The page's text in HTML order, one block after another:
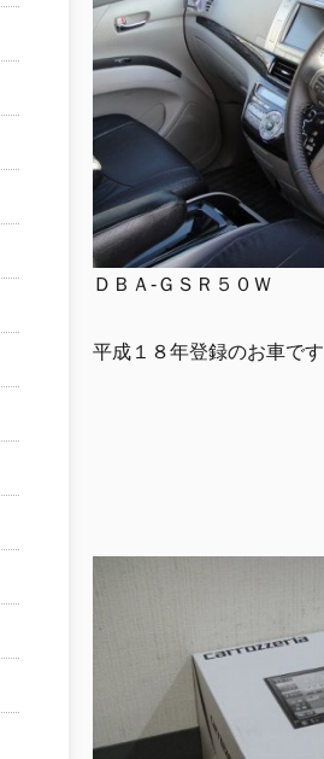
ＤＢＡ-ＧＳＲ５０Ｗ
平成１８年登録のお車です